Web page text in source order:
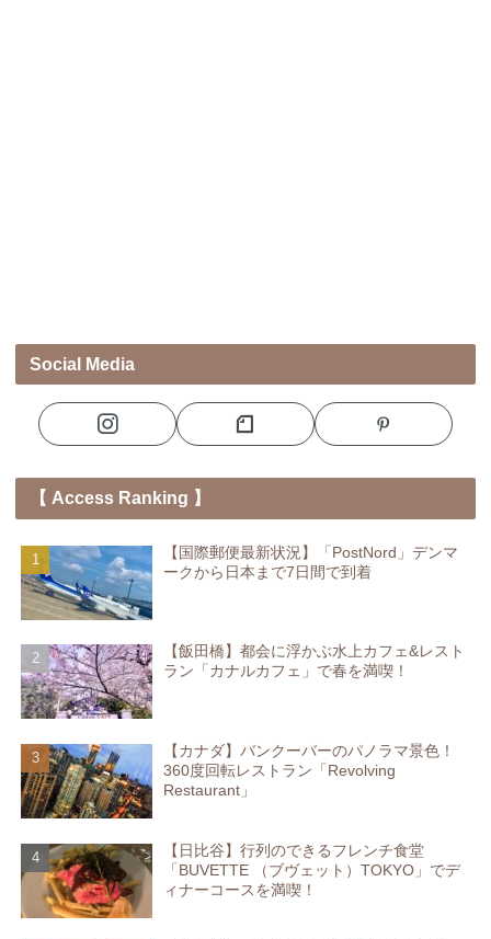
Social Media
【 Access Ranking 】
【国際郵便最新状況】「PostNord」デンマ
ークから日本まで7日間で到着
【飯田橋】都会に浮かぶ水上カフェ&レスト
ラン「カナルカフェ」で春を満喫！
【カナダ】バンクーバーのパノラマ景色！
360度回転レストラン「Revolving
Restaurant」
【日比谷】行列のできるフレンチ食堂
「BUVETTE （ブヴェット）TOKYO」でデ
ィナーコースを満喫！